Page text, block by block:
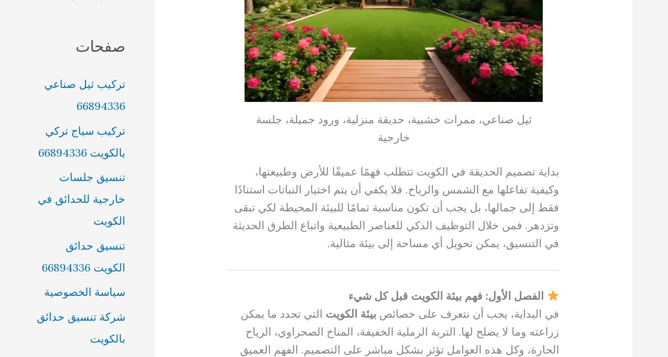
ثيل صناعي، ممرات خشبية، حديقة منزلية، ورود جميلة، جلسة
خارجية
بداية تصميم الحديقة في الكويت تتطلب فهمًا عميقًا للأرض وطبيعتها،
وكيفية تفاعلها مع الشمس والرياح. فلا يكفي أن يتم اختيار النباتات استنادًا
فقط إلى جمالها، بل يجب أن تكون مناسبة تمامًا للبيئة المحيطة لكي تبقى
وتزدهر. فمن خلال التوظيف الذكي للعناصر الطبيعية واتباع الطرق الحديثة
في التنسيق، يمكن تحويل أي مساحة إلى بيئة مثالية.
الفصل الأول: فهم بيئة الكويت قبل كل شيء
في البداية، يجب أن نتعرف على خصائص بيئة الكويت التي تحدد ما يمكن
زراعته وما لا يصلح لها. التربة الرملية الخفيفة، المناخ الصحراوي، الرياح
الحارة، وكل هذه العوامل تؤثر بشكل مباشر على التصميم. الفهم العميق
صفحات
تركيب ثيل صناعي
66894336
تركيب سياج تركي
بالكويت 66894336
تنسيق جلسات
خارجية للحدائق في
الكويت
تنسيق حدائق
الكويت 66894336
سياسة الخصوصية
شركة تنسيق حدائق
بالكويت